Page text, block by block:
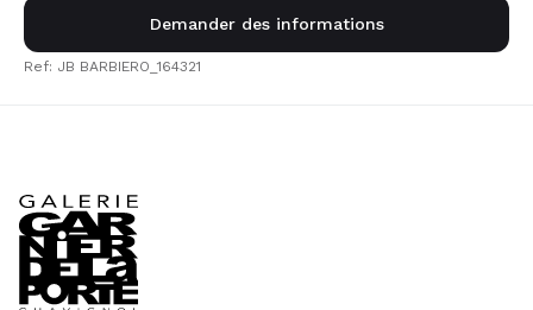
Demander des informations
Ref: JB BARBIERO_164321